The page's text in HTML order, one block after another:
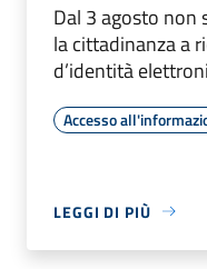
Dal 3 agosto non
la cittadinanza a
d’identità
Accesso
LEGGI DI PIÙ